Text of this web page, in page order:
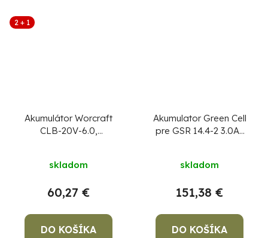
2 + 1
Akumulátor Worcraft
CLB-20V-6.0,
hodnotenie
je
5,0
z
skladom
60,27 €
DO KOŠÍKA
Akumulator Green Cell
pre GSR 14.4-2 3.0Ah
skladom
151,38 €
DO KOŠÍKA